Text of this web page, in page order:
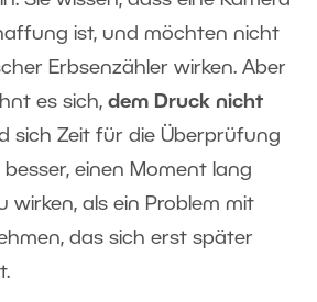
ist, und möchten nicht
Erbsenzähler wirken. Aber
es sich, dem Druck nicht
sich Zeit für die Überprüfung
besser, einen Moment lang
wirken, als ein Problem mit
das sich erst später